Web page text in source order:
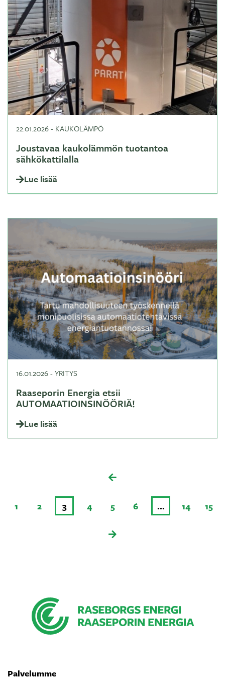
22.01.2026- KAUKOLÄMPÖ
Joustavaa kaukolämmön tuotantoa
sähkökattilalla
Lue lisää
16.01.2026-YRITYS
Raaseporin Energia etsii
AUTOMAATIOINSINÖÖRIÄ!
Lue lisää
1 2 3 4 5 6 … 14 15
Palvelumme